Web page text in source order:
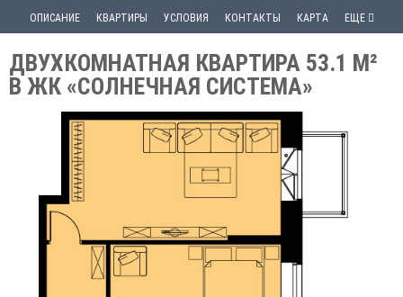
ОПИСАНИЕ КВАРТИРЫ УСЛОВИЯ КОНТАКТЫ КАРТА ЕЩЕ
ДВУХКОМНАТНАЯ КВАРТИРА 53.1 М²
В ЖК «СОЛНЕЧНАЯ СИСТЕМА»